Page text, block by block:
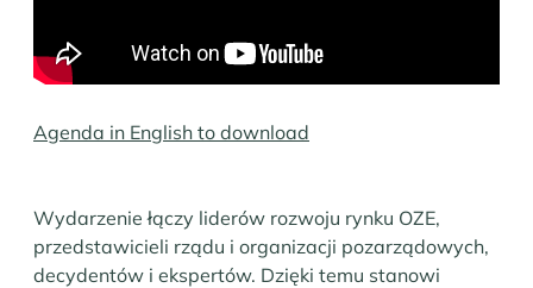
Agenda in English to download
Wydarzenie łączy liderów rozwoju rynku OZE,
przedstawicieli rządu i organizacji pozarządowych,
decydentów i ekspertów. Dzięki temu stanowi